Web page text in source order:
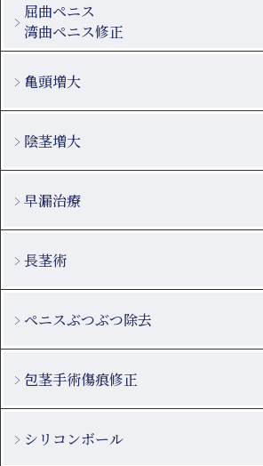
屈曲ペニス
湾曲ペニス修正
亀頭増大
陰茎増大
早漏治療
長茎術
ペニスぶつぶつ除去
包茎手術傷痕修正
シリコンボール